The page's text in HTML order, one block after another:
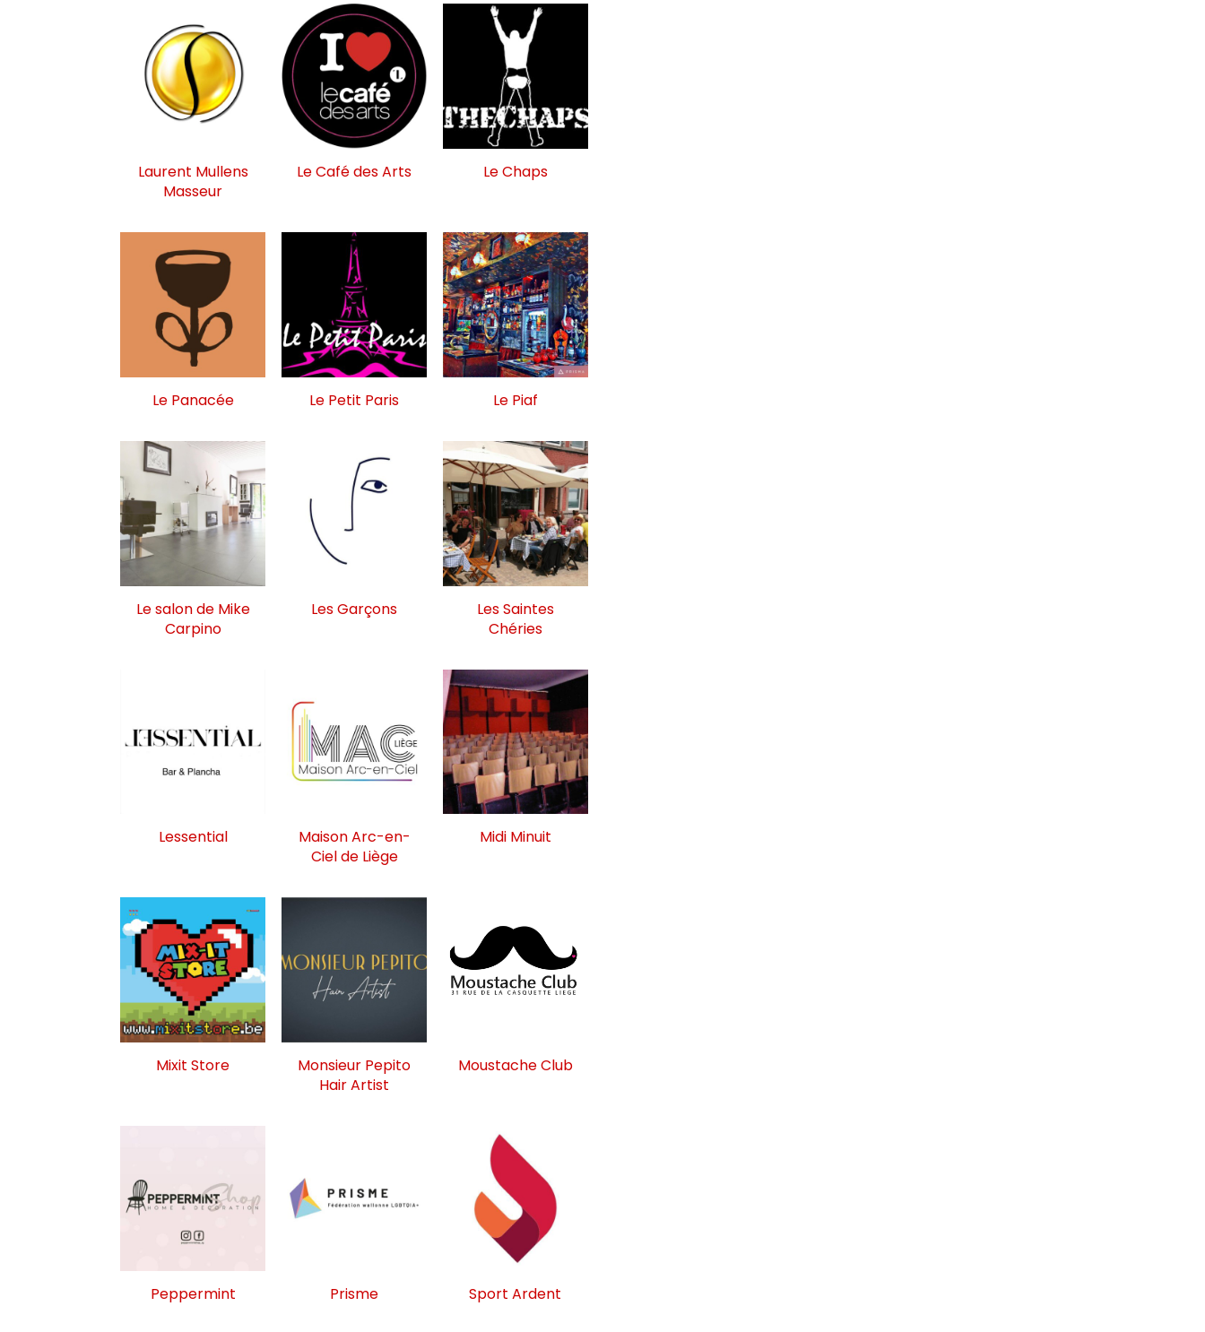
Laurent Mullens
Masseur
Le Café des Arts Le Chaps
Le Panacée Le Petit Paris Le Piaf
Le salon de Mike
Carpino
Les Garçons
Les Saintes
Chéries
Lessential
Maison Arc-en-
Ciel de Liège
Midi Minuit
Mixit Store
Monsieur Pepito
Hair Artist
Moustache Club
Peppermint Prisme Sport Ardent